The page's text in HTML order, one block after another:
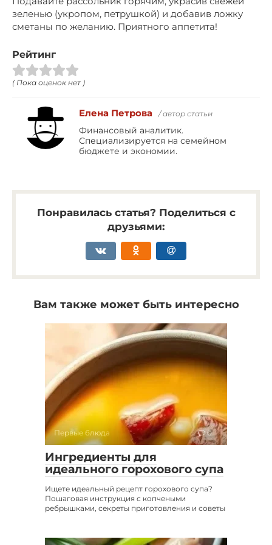
зеленью (укропом, петрушкой) и добавив ложку
сметаны по желанию. Приятного аппетита!
Рейтинг
( Пока оценок нет )
Елена Петрова / автор статьи
Финансовый аналитик.
Специализируется на семейном
бюджете и экономии.
Понравилась статья? Поделиться с
друзьями:
Вам также может быть интересно
Первые блюда 0
Ингредиенты для
идеального горохового супа
Ищете идеальный рецепт горохового супа?
Пошаговая инструкция с копчеными
ребрышками, секреты приготовления и советы